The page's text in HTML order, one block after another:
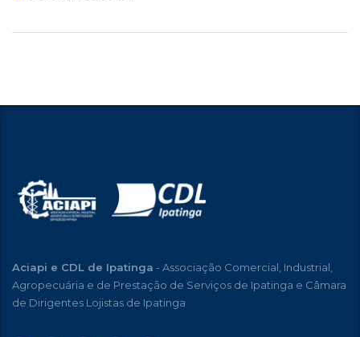
Aciapi e CDL de Ipatinga - Associação Comercial, Industrial,
Agropecuária e de Prestação de Serviços de Ipatinga e Câmara
de Dirigentes Lojistas de Ipatinga